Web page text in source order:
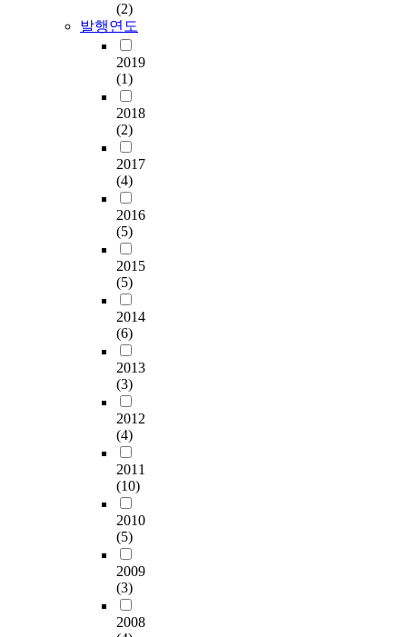
(2)
발행연도
2019
(1)
2018
(2)
2017
(4)
2016
(5)
2015
(5)
2014
(6)
2013
(3)
2012
(4)
2011
(10)
2010
(5)
2009
(3)
2008